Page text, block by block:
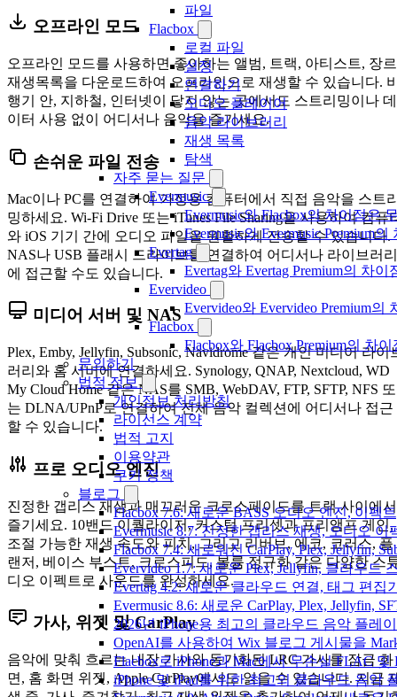
파일
Flacbox
로컬 파일
설정
연결하기
오디오 플레이어
음악 라이브러리
재생 목록
탐색
자주 묻는 질문
Evermusic
Evermusic와 Flacbox의 차이점은
Evermusic와 Evermusic Premium의
Evertag
Evertag와 Evertag Premium의 차
Evervideo
Evervideo와 Evervideo Premium의
Flacbox
Flacbox와 Flacbox Premium의 차
문의하기
법적 정보
개인정보 처리방침
라이선스 계약
법적 고지
이용약관
쿠키 정책
블로그
Flacbox 7.6: 새로운 BASS 오디오 엔진, 이펙
Evermusic 8.7: 진정한 갭리스 재생, 오디오
Flacbox 7.4: 새로워진 CarPlay, Plex, Jellyfin,
Evervideo 1.7: 새로운 Plex, Jellyfin, 클라우드
Evertag 4.2: 새로운 클라우드 연결, 태그 편집
Evermusic 8.6: 새로운 CarPlay, Plex, Jellyfin,
2026년 iPhone용 최고의 클라우드 음악 플레
OpenAI를 사용하여 Wix 블로그 게시물을
Flacbox로 iPhone과 Mac에서 무손실 FLAC 및
iPhone 및 iPad를 위한 최고의 클라우드 음악
오프라인 모드
오프라인 모드를 사용하면 좋아하는 앨범, 트랙, 아티스트, 장
재생목록을 다운로드하여 오프라인으로 재생할 수 있습니다.
행기 안, 지하철, 인터넷이 닿지 않는 곳에서도 스트리밍이나 데
이터 사용 없이 어디서나 음악을 즐기세요.
손쉬운 파일 전송
Mac이나 PC를 연결하여 가정용 컴퓨터에서 직접 음악을 스트
밍하세요. Wi-Fi Drive 또는 iTunes File Sharing을 사용하여 컴퓨
와 iOS 기기 간에 오디오 파일을 원활하게 전송할 수 있습니다.
NAS나 USB 플래시 드라이브를 연결하여 어디서나 라이브러리
에 접근할 수도 있습니다.
미디어 서버 및 NAS
Plex, Emby, Jellyfin, Subsonic, Navidrome 같은 개인 미디어 라이
러리와 홈 서버에 연결하세요. Synology, QNAP, Nextcloud, WD
My Cloud Home 같은 NAS를 SMB, WebDAV, FTP, SFTP, NFS 또
는 DLNA/UPnP로 연결하여 전체 음악 컬렉션에 어디서나 접근
할 수 있습니다.
프로 오디오 엔진
진정한 갭리스 재생과 매끄러운 크로스페이드를 트랙 사이에서
즐기세요. 10밴드 이퀄라이저, 커스텀 프리셋과 프리앰프 게인,
조절 가능한 재생 속도와 피치, 그리고 리버브, 에코, 코러스, 플
랜저, 베이스 부스트, 크로스피드, 볼륨 정규화 같은 다양한 스
디오 이펙트로 사운드를 완성하세요.
가사, 위젯 및 CarPlay
음악에 맞춰 흐르는 내장 가사와 동기화된 LRC 가사를 잠금 화
면, 홈 화면 위젯, Apple CarPlay에서도 읽을 수 있습니다. 지금